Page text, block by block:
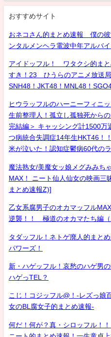
おすすめサイト
おネコさん的まとめ速報 僕の
ンタルメンヘラ電波中年アルバ
アイドッフル！ ワタクシ的ま
すき！23 ひうらのアニメ放送
SNH48！JKT48！MNL48！
ヒウラッフルのハーニーフィニ
生前整理人！孤立し孤独死から
完結編＞ キャッシング計1500万
つ病統合失調症14年生HKT46！
米が泣いた！認知症鬱病60代の
魔法熟女/美魔女ッ娘メグみみち
MAX！ ニート仙人仙女の映画三
まとめ速報Z)]
乙女系腐男子のオカマッフル
逆襲！！ 極道のオカマたち編（
タダッフル！ネトゲ廃人的まと
パワーズ！
新・ハゲッフル！哀愁のハゲ男
ハゲっTEL？
こじ！コジッフル@！-レズっ娘
女のBL腐女子的まとめ速報-
何だ！何が？真・シロッフル